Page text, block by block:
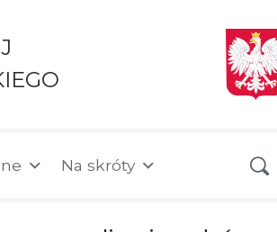
Na skróty